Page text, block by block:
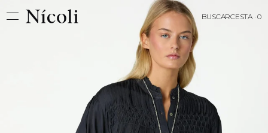
BUSCARCESTA · 0